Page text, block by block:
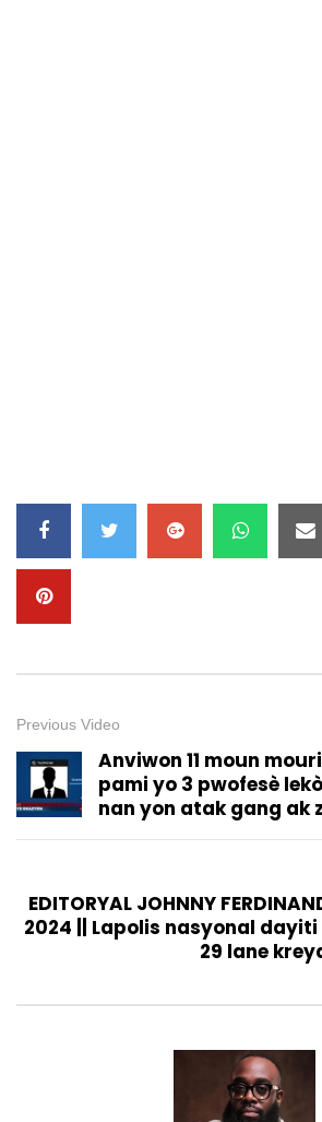
Previous Video
Anviwon 11 moun
pami yo 3 pwofesè
nan yon atak gang ak
EDITORYAL JOHNNY
2024 || Lapolis nasyonal
29 lane